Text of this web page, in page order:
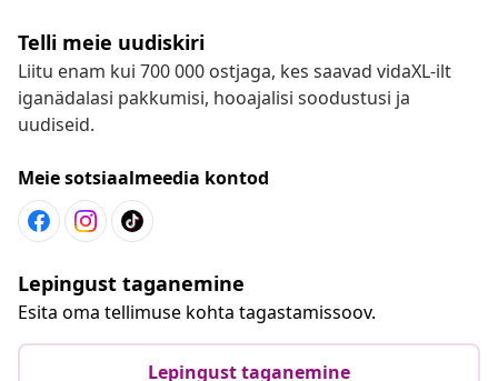
Telli meie uudiskiri
Liitu enam kui 700 000 ostjaga, kes saavad vidaXL-ilt
iganädalasi pakkumisi, hooajalisi soodustusi ja
uudiseid.
Meie sotsiaalmeedia kontod
Lepingust taganemine
Esita oma tellimuse kohta tagastamissoov.
Lepingust taganemine